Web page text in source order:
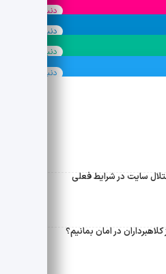
دنبال کنید
دنبال کنید
دنبال کنید
دنبال کنید
سایت در شرایط فعلی
در امان بمانیم؟